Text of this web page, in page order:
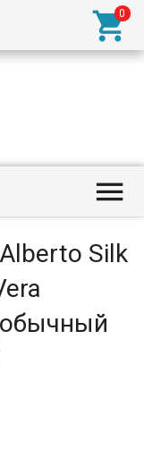


Silk